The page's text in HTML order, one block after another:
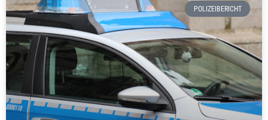
POLIZEIBERICHT